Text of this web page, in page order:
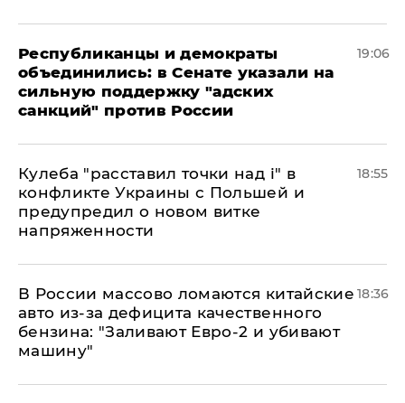
Республиканцы и демократы
объединились: в Сенате указали на
сильную поддержку "адских
санкций" против России
19:06
Кулеба "расставил точки над і" в
конфликте Украины с Польшей и
предупредил о новом витке
напряженности
18:55
В России массово ломаются китайские
авто из-за дефицита качественного
бензина: "Заливают Евро-2 и убивают
машину"
18:36